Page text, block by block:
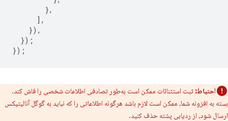
},
],
}),
});
});
احتیاط: ثبت استثنائات ممکن است به‌طور تصادفی اطلاعات شخصی را فاش کند.
بسته به افزونه شما، ممکن است لازم باشد هرگونه اطلاعاتی را که نباید به گوگل آنالیتیکس
ارسال شود، از ردیابی پشته حذف کنید.